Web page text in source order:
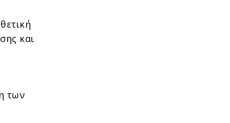
και
των